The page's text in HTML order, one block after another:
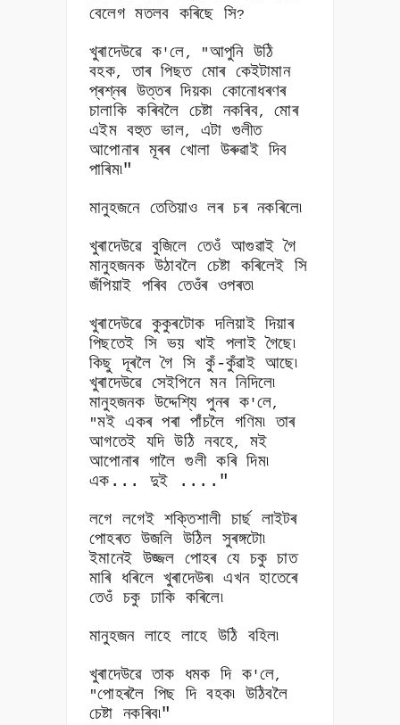
বেলেগ মতলব কৰিছে সি?
খুৰাদেউৱে ক'লে, "আপুনি উঠি
বহক,তাৰ পিছত মোৰ কেইটামান
প্ৰশ্নৰ উত্তৰ দিয়ক৷ কোনোধৰণৰ
চালাকি কৰিবলৈ চেষ্টা নকৰিব,মোৰ
এইম বহুত ভাল, এটা গুলীত
আপোনাৰ মূৰৰ খোলা উৰুৱাই দিব
পাৰিম৷"
মানুহজনে তেতিয়াও লৰ চৰ নকৰিলে৷
খুৰাদেউৱে বুজিলে তেওঁ আগুৱাই গৈ
মানুহজনক উঠাবলৈ চেষ্টা কৰিলেই সি
জঁপিয়াই পৰিব তেওঁৰ ওপৰত৷
খুৰাদেউৱে কুকুৰটোক দলিয়াই দিয়াৰ
পিছতেই সি ভয় খাই পলাই গৈছে৷
কিছু দূৰলৈ গৈ সি কুঁ-কুঁৱাই আছে৷
খুৰাদেউৱে সেইপিনে মন নিদিলে৷
মানুহজনক উদ্দেশ্যি পুনৰ ক'লে,
"মই একৰ পৰা পাঁচলৈ গণিম৷ তাৰ
আগতেই যদি উঠি নবহে, মই
আপোনাৰ গালৈ গুলী কৰি দিম৷
এক... দুই ...."
লগে লগেই শক্তিশালী চাৰ্ছ লাইটৰ
পোহৰত উজলি উঠিল সুৰঙ্গটো৷
ইমানেই উজ্জল পোহৰ যে চকু চাত
মাৰি ধৰিলে খুৰাদেউৰ৷ এখন হাতেৰে
তেওঁ চকু ঢাকি কৰিলে৷
মানুহজন লাহে লাহে উঠি বহিল৷
খুৰাদেউৱে তাক ধমক দি ক'লে,
"পোহৰলৈ পিছ দি বহক৷ উঠিবলৈ
চেষ্টা নকৰিব৷"